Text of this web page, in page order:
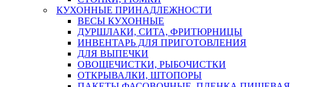
КУХОННЫЕ ПРИНАДЛЕЖНОСТИ
ВЕСЫ КУХОННЫЕ
ДУРШЛАКИ, СИТА, ФРИТЮРНИЦЫ
ИНВЕНТАРЬ ДЛЯ ПРИГОТОВЛЕНИЯ
ДЛЯ ВЫПЕЧКИ
ОВОЩЕЧИСТКИ, РЫБОЧИСТКИ
ОТКРЫВАЛКИ, ШТОПОРЫ